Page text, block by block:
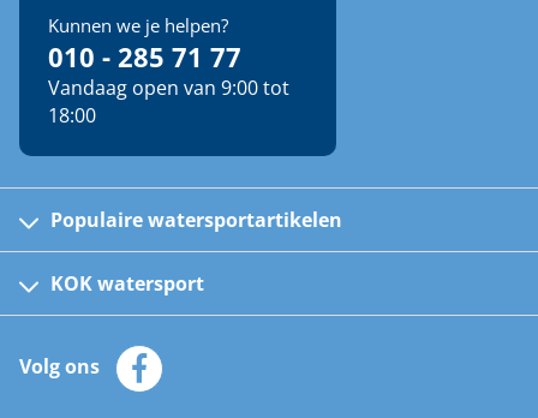
Kunnen we je helpen?
010 - 285 71 77
Vandaag open van 9:00 tot
18:00
Populaire watersportartikelen
Kinder reddingsvesten
Automatische reddingsvesten
Zeilkleding
Zonnepanelen
KOK watersport
Klantenservice
Merken
Volg ons